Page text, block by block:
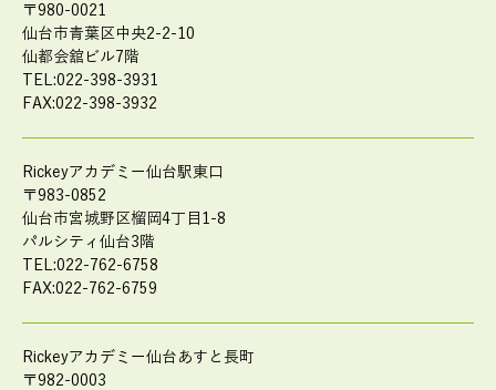
〒980-0021
仙台市青葉区中央2-2-10
仙都会舘ビル7階
TEL:022-398-3931
FAX:022-398-3932
Rickeyアカデミー仙台駅東口
〒983-0852
仙台市宮城野区榴岡4丁目1-8
パルシティ仙台3階
TEL:022-762-6758
FAX:022-762-6759
Rickeyアカデミー仙台あすと長町
〒982-0003